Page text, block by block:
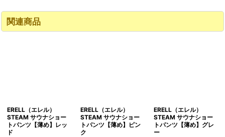
関連商品
ERELL（エレル）
STEAM サウナショー
トパンツ【薄め】レッ
ド
ERELL（エレル）
STEAM サウナショー
トパンツ【薄め】ピン
ク
ERELL（エレル）
STEAM サウナショー
トパンツ【薄め】グレ
ー